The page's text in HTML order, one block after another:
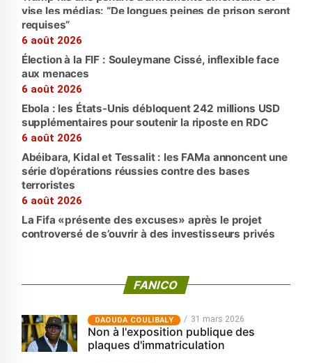
vise les médias: “De longues peines de prison seront
requises”
6 août 2026
Élection à la FIF : Souleymane Cissé, inflexible face
aux menaces
6 août 2026
Ebola : les États-Unis débloquent 242 millions USD
supplémentaires pour soutenir la riposte en RDC
6 août 2026
Abéibara, Kidal et Tessalit : les FAMa annoncent une
série d’opérations réussies contre des bases
terroristes
6 août 2026
La Fifa «présente des excuses» après le projet
controversé de s’ouvrir à des investisseurs privés
FANICO
‎DAOUDA COULIBALY 31 mars 2026
Non à l'exposition publique des
plaques d'immatriculation